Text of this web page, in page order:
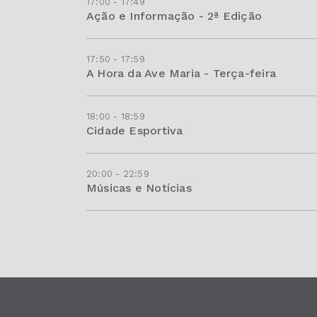
Ação e Informação - 2ª Edição
17:50 - 17:59
A Hora da Ave Maria - Terça-feira
18:00 - 18:59
Cidade Esportiva
20:00 - 22:59
Músicas e Notícias